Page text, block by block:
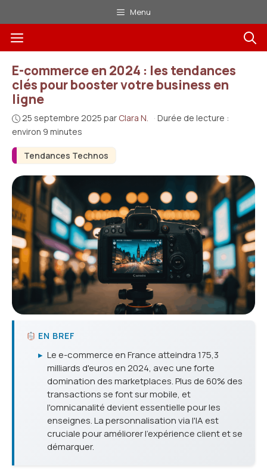
au
contenu
Menu
Menu
Tendances Technos
E-commerce en 2024 : les tendances
clés pour booster votre business en
ligne
25 septembre 2025 par Clara N. · Durée de lecture :
environ 9 minutes
EN BREF
▸ Le e-commerce en France atteindra 175,3
milliards d'euros en 2024, avec une forte
domination des marketplaces. Plus de 60% des
transactions se font sur mobile, et
l'omnicanalité devient essentielle pour les
enseignes. La personnalisation via l'IA est
cruciale pour améliorer l'expérience client et se
démarquer.